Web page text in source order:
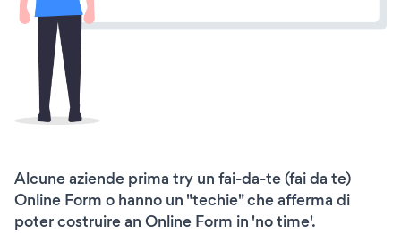
Alcune aziende prima try un fai-da-te (fai da te)
Online Form o hanno un "techie" che afferma di
poter costruire an Online Form in 'no time'.